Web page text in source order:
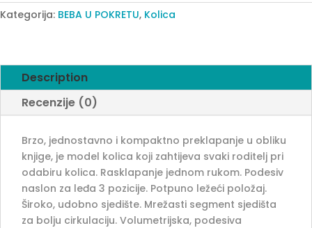
Kategorija: BEBA U POKRETU, Kolica
Description
Recenzije (0)
Brzo, jednostavno i kompaktno preklapanje u obliku
knjige, je model kolica koji zahtijeva svaki roditelj pri
odabiru kolica. Rasklapanje jednom rukom. Podesiv
naslon za leđa 3 pozicije. Potpuno ležeći položaj.
Široko, udobno sjedište. Mrežasti segment sjedišta
za bolju cirkulaciju. Volumetrijska, podesiva